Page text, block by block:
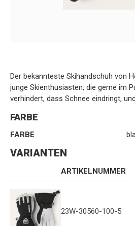
Der bekannteste Skihandschuh von
junge Skienthusiasten, die gerne im
verhindert, dass Schnee eindringt,
FARBE
FARBE
VARIANTEN
ARTIKELNUMMER
23W-30560-100-5